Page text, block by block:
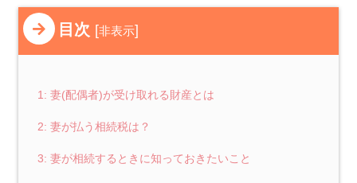
目次 [非表示]
1: 妻(配偶者)が受け取れる財産とは
2: 妻が払う相続税は？
3: 妻が相続するときに知っておきたいこと